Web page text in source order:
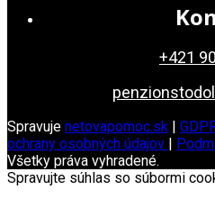
+421
Spravuje netovapomoc.sk |
ochrany osobných údajov |
Všetky práva vyhradené.
Spravujte súhlas so súbormi